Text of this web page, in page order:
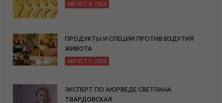
АВГУСТ 4, 2026
ПРОДУКТЫ И СПЕЦИИ ПРОТИВ ВЗДУТИЯ
ЖИВОТА
АВГУСТ 1, 2026
ЭКСПЕРТ ПО АЮРВЕДЕ СВЕТЛАНА
ТВАРДОВСКАЯ